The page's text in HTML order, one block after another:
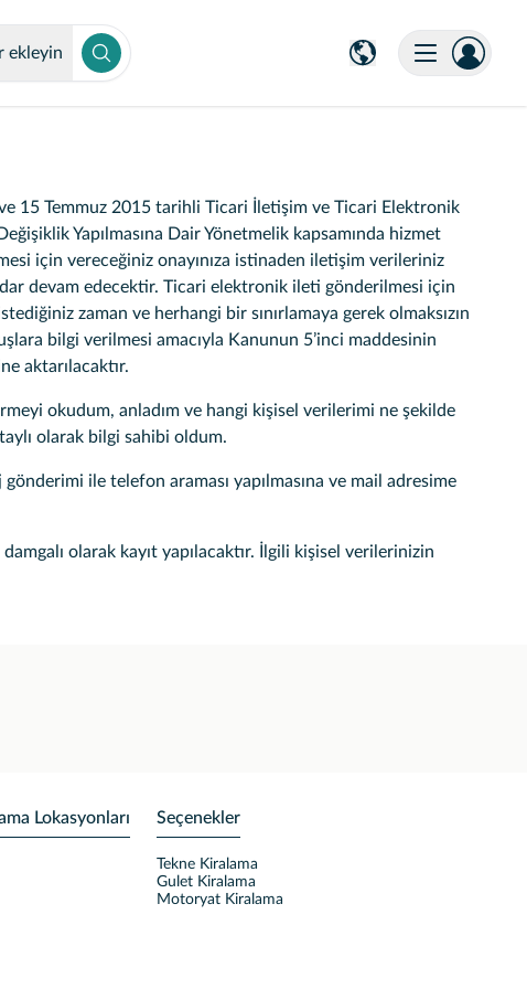
ekleyin
15 Temmuz 2015 tarihli Ticari İletişim ve Ticari Elektronik
Yapılmasına Dair Yönetmelik kapsamında hizmet
için vereceğiniz onayınıza istinaden iletişim verileriniz
devam edecektir. Ticari elektronik ileti gönderilmesi için
zaman ve herhangi bir sınırlamaya gerek olmaksızın
bilgi verilmesi amacıyla Kanunun 5’inci maddesinin
aktarılacaktır.
okudum, anladım ve hangi kişisel verilerimi ne şekilde
olarak bilgi sahibi oldum.
ile telefon araması yapılmasına ve mail adresime
olarak kayıt yapılacaktır. İlgili kişisel verilerinizin
Lokasyonları Seçenekler
Tekne Kiralama
Gulet Kiralama
Motoryat Kiralama